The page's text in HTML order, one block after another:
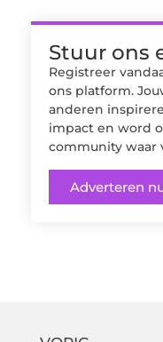
Stuur ons
Registreer
ons platform.
anderen
impact en word
community waar
Adverteren